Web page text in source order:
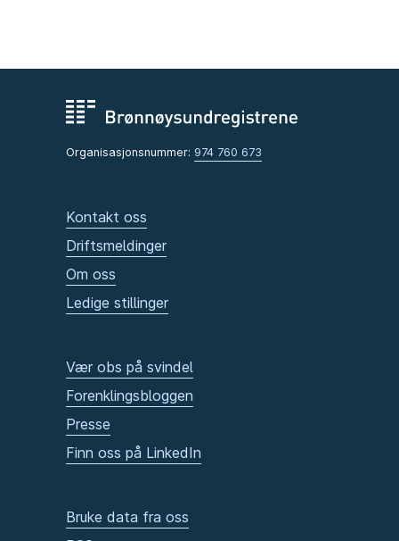
Organisasjonsnummer: 974 760 673
Kontakt oss
Driftsmeldinger
Om oss
Ledige stillinger
Vær obs på svindel
Forenklingsbloggen
Presse
Finn oss på LinkedIn
Bruke data fra oss